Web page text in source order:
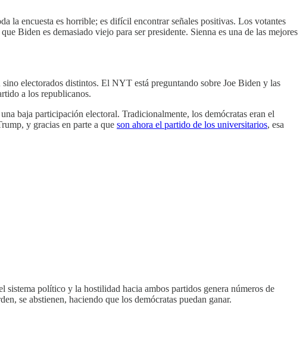
la encuesta es horrible; es difícil encontrar señales positivas. Los votantes
Biden es demasiado viejo para ser presidente. Sienna es una de las mejores
electorados distintos. El NYT está preguntando sobre Joe Biden y las
a los republicanos.
baja participación electoral. Tradicionalmente, los demócratas eran el
y gracias en parte a que son ahora el partido de los universitarios, esa
sistema político y la hostilidad hacia ambos partidos genera números de
se abstienen, haciendo que los demócratas puedan ganar.